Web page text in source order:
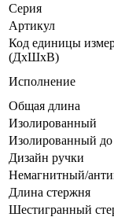
Серия
Артикул
Код единицы
(ДхШхВ)
Исполнение
Общая длина
Изолированный
Изолированный до
Дизайн ручки
Немагнитный/
Длина стержня
Шестигранный